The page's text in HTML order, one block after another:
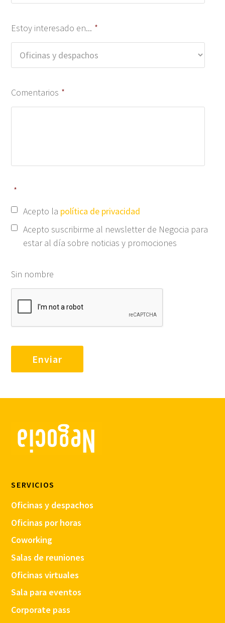
Estoy interesado en... *
Comentarios *
*
Acepto la política de privacidad
Acepto suscribirme al newsletter de Negocia para
estar al día sobre noticias y promociones
Sin nombre
SERVICIOS
Oficinas y despachos
Oficinas por horas
Coworking
Salas de reuniones
Oficinas virtuales
Sala para eventos
Corporate pass